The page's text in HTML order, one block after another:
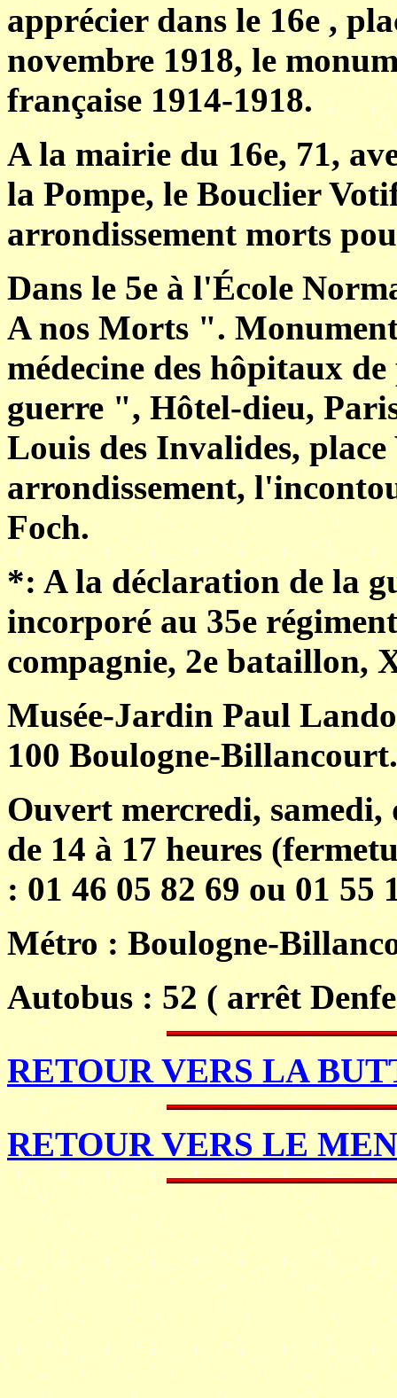
apprécier dans le 16e ,
novembre 1918, le
française 1914-1918.
A la mairie du 16e, 71,
la Pompe, le Bouclier
arrondissement morts
Dans le 5e à l'École
A nos Morts ".
médecine des hôpitaux
guerre ", Hôtel-dieu,
Louis des Invalides, place
arrondissement,
Foch.
*: A la déclaration de la
incorporé au 35e
compagnie, 2e bataillon,
Musée-Jardin Paul
100 Boulogne-Billancourt.
Ouvert mercredi, samedi,
de 14 à 17 heures
: 01 46 05 82 69 ou 01 55
Métro : Boulogne-
Autobus : 52 ( arrêt
RETOUR VERS LA
RETOUR VERS LE